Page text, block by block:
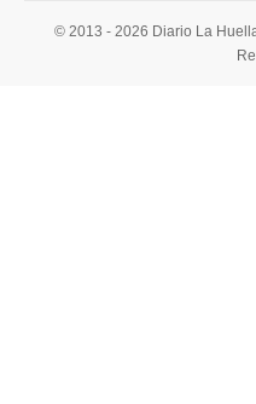
© 2013 - 2026 Diario La